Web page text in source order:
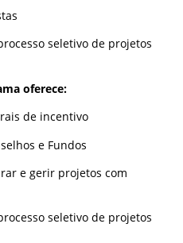
seletivo de projetos
oferece:
de incentivo
e Fundos
e gerir projetos com
seletivo de projetos